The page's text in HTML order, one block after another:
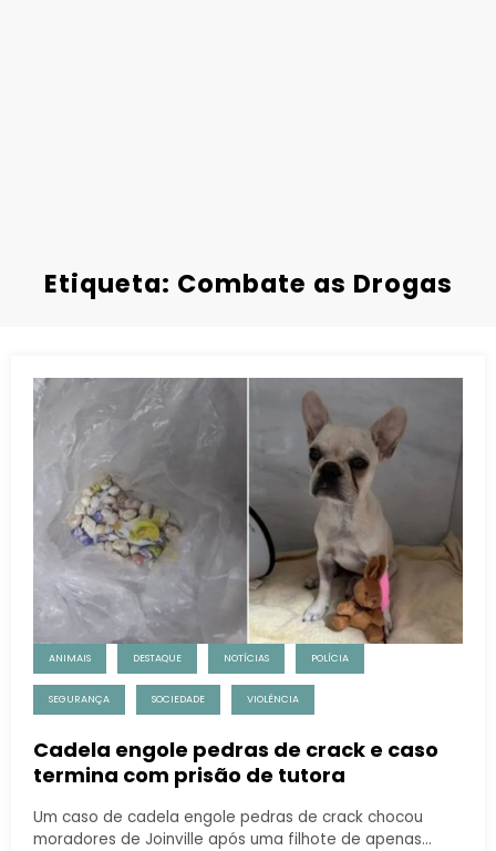
Etiqueta: Combate as Drogas
ANIMAIS DESTAQUE NOTÍCIAS POLÍCIA
SEGURANÇA SOCIEDADE VIOLÊNCIA
Cadela engole pedras de crack e caso
termina com prisão de tutora
Um caso de cadela engole pedras de crack chocou
moradores de Joinville após uma filhote de apenas…